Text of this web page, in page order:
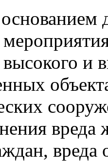
и
вреда
вреда